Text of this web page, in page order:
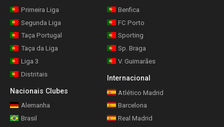
Primeira Liga
Segunda Liga
Taça Portugal
Taça da Liga
Liga 3
Distritais
Nacionais Clubes
Alemanha
Brasil
Benfica
FC Porto
Sporting
Sp. Braga
V. Guimarães
Internacional
Atlético Madrid
Barcelona
Real Madrid